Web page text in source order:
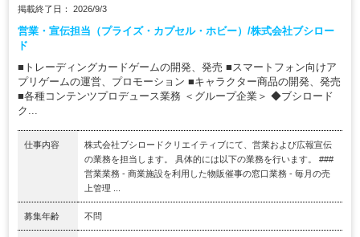
掲載終了日： 2026/9/3
営業・宣伝担当（プライズ・カプセル・ホビー）/株式会社ブシロー
ド
■トレーディングカードゲームの開発、発売 ■スマートフォン向けア
プリゲームの運営、プロモーション ■キャラクター商品の開発、発売
■各種コンテンツプロデュース業務 ＜グループ企業＞ ◆ブシロード
ク...
仕事内容
株式会社ブシロードクリエイティブにて、営業および広報宣伝
の業務を担当します。 具体的には以下の業務を行います。 ###
営業業務 - 商業施設を利用した物販催事の窓口業務 - 毎月の売
上管理 ...
募集年齢 不問